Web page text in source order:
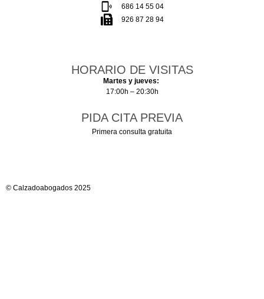
686 14 55 04
926 87 28 94
HORARIO DE VISITAS
Martes y jueves:
17:00h – 20:30h
PIDA CITA PREVIA
Primera consulta gratuita
© Calzadoabogados 2025